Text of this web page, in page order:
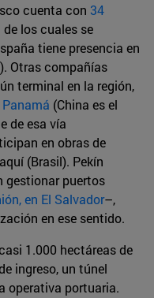
cuenta con 34
de los cuales se
tiene presencia en
Otras compañías
terminal en la región,
(China es el
de esa vía
en obras de
(Brasil). Pekín
gestionar puertos
en El Salvador–,
en ese sentido.
1.000 hectáreas de
ingreso, un túnel
operativa portuaria.